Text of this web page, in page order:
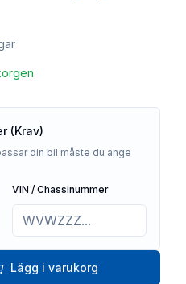
(Krav)
din bil måste du ange
VIN / Chassinummer
Lägg i varukorg